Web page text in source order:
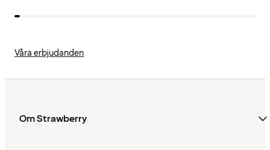
Våra erbjudanden
Om Strawberry